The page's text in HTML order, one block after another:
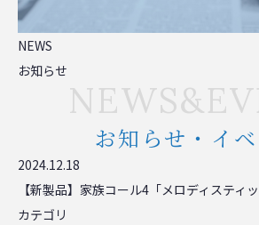
NEWS
お知らせ
お知らせ・イ
2024.12.18
【新製品】家族コール4「メロディスティ
カテゴリ